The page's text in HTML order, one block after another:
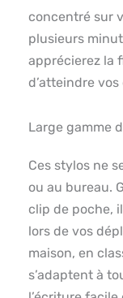
concentré sur
plusieurs
apprécierez la
d’atteindre
Large gamme
Ces stylos ne
ou au bureau.
clip de poche,
lors de vos
maison, en
s’adaptent à